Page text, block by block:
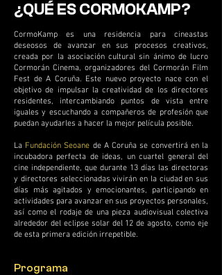
¿QUÉ ES CORMOKAMP?
CormoKamp es una residencia para cineastas
deseosos de avanzar en sus procesos creativos,
creada por la asociación cultural sin ánimo de lucro
Cormorán Cinema, organizadores del Cormorán Film
Fest de A Coruña. Este nuevo proyecto nace con el
objetivo de impulsar la creatividad de los directores
residentes, intercambiando puntos de vista entre
iguales y escuchando a compañeros de profesión que
puedan ayudarles a hacer la mejor película posible.
La Fundación Seoane de A Coruña se convertirá en la
incubadora perfecta de ideas, un cuartel general del
cine independiente, que durante 13 días las directoras
y directores seleccionadas vivirán en la ciudad en sus
días más agitados y emocionantes, participando en
actividades para avanzar en sus proyectos personales,
así como el rodaje de una pieza audiovisual colectiva
alrededor del eclipse solar del 12 de agosto, como eje
de esta primera edición irrepetible.
Programa